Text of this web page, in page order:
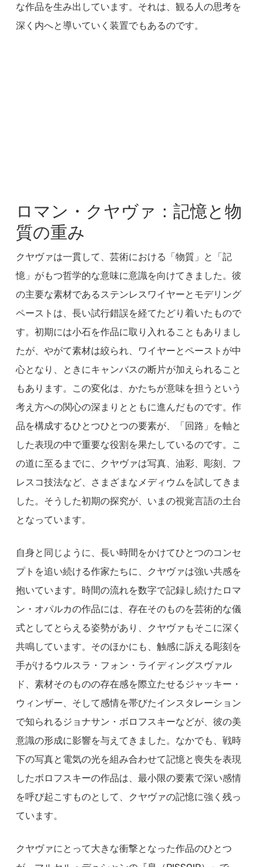
な作品を生み出しています。それは、観る人の思考を
深く内へと導いていく装置でもあるのです。
ロマン・クヤヴァ：記憶と物
質の重み
クヤヴァは一貫して、芸術における「物質」と「記
憶」がもつ哲学的な意味に意識を向けてきました。彼
の主要な素材であるステンレスワイヤーとモデリング
ペーストは、長い試行錯誤を経てたどり着いたもので
す。初期には小石を作品に取り入れることもありまし
たが、やがて素材は絞られ、ワイヤーとペーストが中
心となり、ときにキャンバスの断片が加えられること
もあります。この変化は、かたちが意味を担うという
考え方への関心の深まりとともに進んだものです。作
品を構成するひとつひとつの要素が、「回路」を軸と
した表現の中で重要な役割を果たしているのです。こ
の道に至るまでに、クヤヴァは写真、油彩、彫刻、フ
レスコ技法など、さまざまなメディウムを試してきま
した。そうした初期の探究が、いまの視覚言語の土台
となっています。
自身と同じように、長い時間をかけてひとつのコンセ
プトを追い続ける作家たちに、クヤヴァは強い共感を
抱いています。時間の流れを数字で記録し続けたロマ
ン・オパルカの作品には、存在そのものを芸術的な儀
式としてとらえる姿勢があり、クヤヴァもそこに深く
共鳴しています。そのほかにも、触感に訴える彫刻を
手がけるウルスラ・フォン・ライディングスヴァル
ド、素材そのものの存在感を際立たせるジャッキー・
ウィンザー、そして感情を帯びたインスタレーション
で知られるジョナサン・ボロフスキーなどが、彼の美
意識の形成に影響を与えてきました。なかでも、戦時
下の写真と電気の光を組み合わせて記憶と喪失を表現
したボロフスキーの作品は、最小限の要素で深い感情
を呼び起こすものとして、クヤヴァの記憶に強く残っ
ています。
クヤヴァにとって大きな衝撃となった作品のひとつ